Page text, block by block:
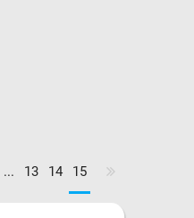
... 13 14 15